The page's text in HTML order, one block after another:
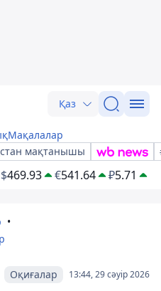
Қаз
Мақалалар
мақтанышы
$469.93 €541.64 ₽5.71
13:44, 29 сәуір 2026
Оқиғалар